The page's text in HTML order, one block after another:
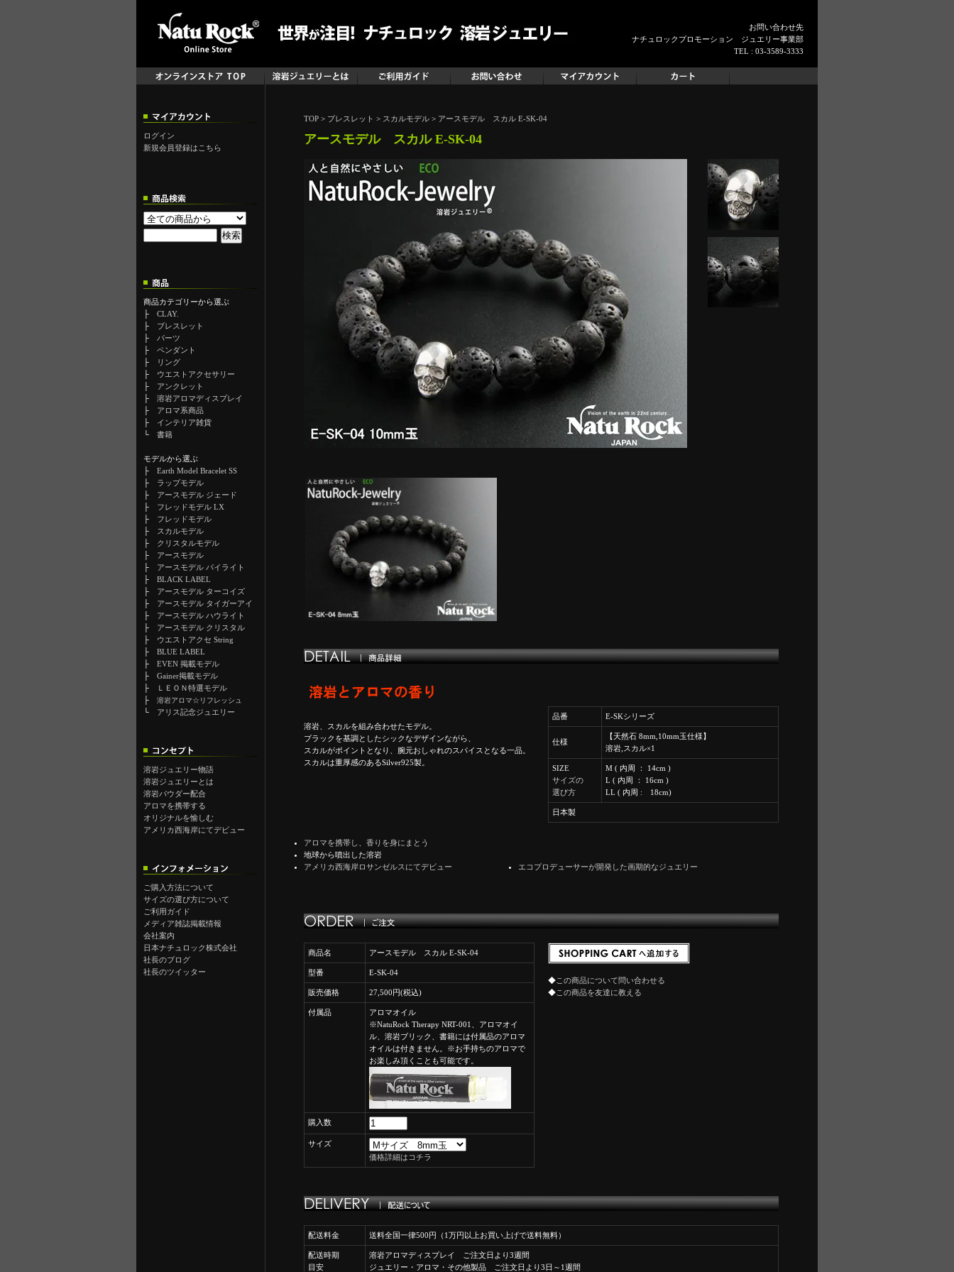
お問い合わせ先
ナチュロックプロモーション ジュエリー事業部
TEL : 03-3589-3333
ログイン
新規会員登録はこちら
商品カテゴリーから選ぶ
├ CLAY.
├ ブレスレット
├ パーツ
├ ペンダント
├
リング
├ ウエストアクセサリー
├ アンクレット
├ 溶岩アロマディスプレイ
├ アロマ系商品
├ インテリア雑貨
└ 書籍
モデルから選ぶ
├ Earth Model Bracelet SS
├ ラップモデル
├ アースモデル ジェード
├ フレッドモデル LX
├ フレッドモデル
├ スカルモデル
├ クリスタルモデル
├ アースモデル
├ アースモデル パイライト
├ BLACK LABEL
├ アースモデル ターコイズ
├ アースモデル タイガーアイ
├ アースモデル ハウライト
├ アースモデル クリスタル
├ ウエストアクセ String
├ BLUE LABEL
├ EVEN 掲載モデル
├ Gainer掲載モデル
├
ＬＥＯＮ特選モデル
├ 溶岩アロマ☆リフレッシュ
└ アリス記念ジュエリー
溶岩ジュエリー物語
溶岩ジュエリーとは
溶岩パウダー配合
アロマを携帯する
オリジナルを愉しむ
アメリカ西海岸にてデビュー
ご購入方法について
サイズの選び方について
ご利用ガイド
メディア雑誌掲載情報
会社案内
日本ナチュロック株式会社
社長のブログ
社長のツイッター
TOP > ブレスレット > スカルモデル > アースモデル スカル E-SK-04
アースモデル スカル E-SK-04
溶岩、スカルを組み合わせたモデル。
ブラックを基調としたシックなデザインながら、
スカルがポイントとなり、腕元おしゃれのスパイスとなる一品。
スカルは重厚感のあるSilver925製。
品番 E-SKシリーズ
仕様
【天然石 8mm,10mm玉仕様】
溶岩,スカル×1
SIZE
サイズの
選び方
M ( 内周 ： 14cm )
L ( 内周 ： 16cm )
LL ( 内周 : 18cm)
日本製
アロマを携帯し、香りを身にまとう
地球から噴出した溶岩
アメリカ西海岸ロサンゼルスにてデビュー
エコプロデューサーが開発した画期的なジュエリー
商品名 アースモデル スカル E-SK-04
型番 E-SK-04
販売価格 27,500円(税込)
付属品
アロマオイル
※NatuRock Therapy NRT-001、アロマオイ
ル、溶岩ブリック、書籍には付属品のアロマ
オイルは付きません。※お手持ちのアロマで
お楽しみ頂くことも可能です。
購入数
サイズ
価格詳細はコチラ
◆この商品について問い合わせる
◆この商品を友達に教える
配送料金 送料全国一律500円（1万円以上お買い上げで送料無料）
配送時期
目安
溶岩アロマディスプレイ ご注文日より3週間
ジュエリー・アロマ・その他製品 ご注文日より3日～1週間